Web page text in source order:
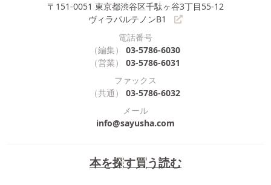
本を探す買う読む
〒151-0051 東京都渋谷区千駄ヶ谷3丁目55-12
ヴィラパルテノンB1
電話番号
（編集）
03-5786-6030
（営業）
03-5786-6031
ファックス
（共通）
03-5786-6032
メール
info@sayusha.com